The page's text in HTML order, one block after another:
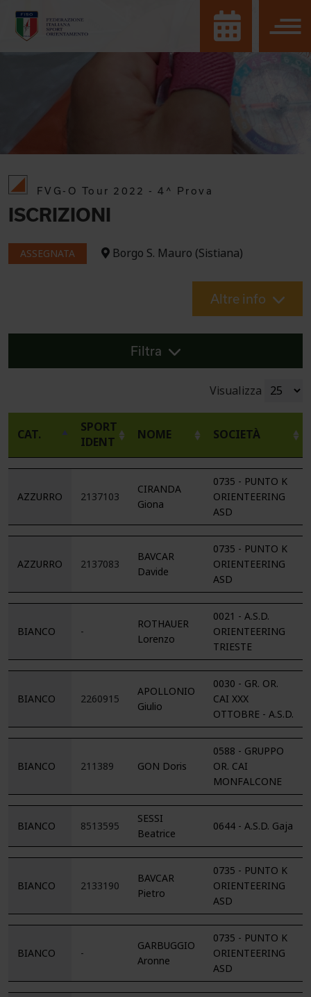
FVG-O Tour 2022 - 4^ Prova
ISCRIZIONI
ASSEGNATA Borgo S. Mauro (Sistiana)
Altre info
Filtra
Visualizza
CAT.
SPORT
IDENT
NOME SOCIETÀ
AZZURRO 2137103
CIRANDA
Giona
0735 - PUNTO K
ORIENTEERING
ASD
AZZURRO 2137083
BAVCAR
Davide
0735 - PUNTO K
ORIENTEERING
ASD
BIANCO -
ROTHAUER
Lorenzo
0021 - A.S.D.
ORIENTEERING
TRIESTE
BIANCO 2260915
APOLLONIO
Giulio
0030 - GR. OR.
CAI XXX
OTTOBRE - A.S.D.
BIANCO 211389 GON Doris
0588 - GRUPPO
OR. CAI
MONFALCONE
BIANCO 8513595
SESSI
Beatrice
0644 - A.S.D. Gaja
BIANCO 2133190
BAVCAR
Pietro
0735 - PUNTO K
ORIENTEERING
ASD
BIANCO -
GARBUGGIO
Aronne
0735 - PUNTO K
ORIENTEERING
ASD